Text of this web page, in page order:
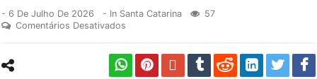
- 6 De Julho De 2026 - In Santa Catarina
57
Comentários Desativados